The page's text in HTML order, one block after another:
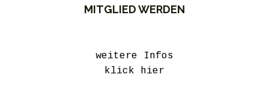
MITGLIED WERDEN
weitere Infos
klick hier